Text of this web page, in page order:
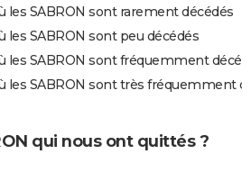
les SABRON sont rarement décédés
les SABRON sont peu décédés
les SABRON sont fréquemment
les SABRON sont très fréquemment
qui nous ont quittés ?